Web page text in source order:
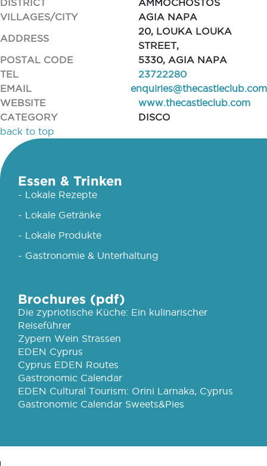
AMMOCHOSTOS
VILLAGES/CITY
AGIA NAPA
ADDRESS
20, LOUKA LOUKA
STREET,
POSTAL CODE
5330, AGIA NAPA
TEL
23722280
EMAIL
enquiries@thecastleclub.com
WEBSITE
www.thecastleclub.com
CATEGORY
DISCO
back to top
Essen & Trinken
- Lokale Rezepte
- Lokale Getränke
- Lokale Produkte
- Gastronomie & Unterhaltung
Brochures (pdf)
Die zypriotische Küche: Ein kulinarischer
Reiseführer
Zypern Wein Strassen
EDEN Cyprus
Cyprus EDEN Routes
Gastronomic Calendar
EDEN Cultural Tourism: Orini Larnaka, Cyprus
Gastronomic Calendar Sweets&Pies